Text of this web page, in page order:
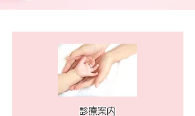
診療案内